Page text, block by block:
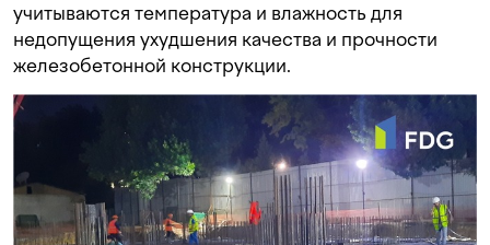
учитываются температура и влажность для
недопущения ухудшения качества и прочности
железобетонной конструкции.